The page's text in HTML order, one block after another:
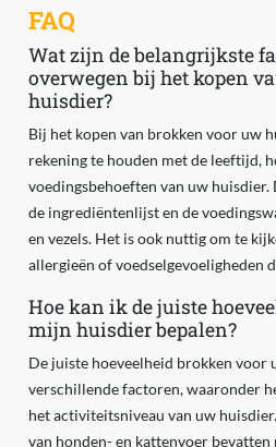
FAQ
Wat zijn de belangrijkste
overwegen bij het kopen
huisdier?
Bij het kopen van brokken voor uw
rekening te houden met de leeftijd,
voedingsbehoeften van uw
de ingrediëntenlijst en de
en vezels. Het is ook nuttig om te
allergieën of voedselgevoeligheden
Hoe kan ik de juiste
mijn huisdier bepalen?
De juiste hoeveelheid brokken voor
verschillende factoren, waaronder
het activiteitsniveau van uw
van honden- en kattenvoer